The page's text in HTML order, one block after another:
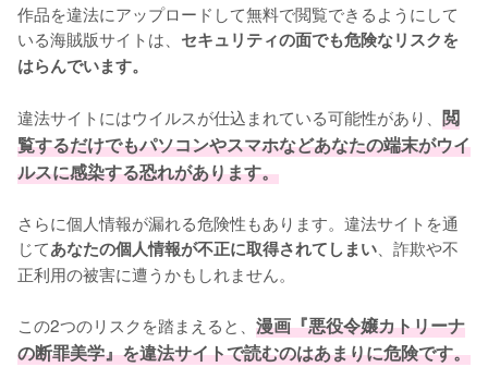
作品を違法にアップロードして無料で閲覧できるようにして
いる海賊版サイトは、 セキュリティの面でも危険なリスクを
はらんでいます。
違法サイトにはウイルスが仕込まれている可能性があり、 閲
覧するだけでもパソコンやスマホなどあなたの端末がウイ
ルスに感染する恐れがあります。
さらに個人情報が漏れる危険性もあります。違法サイトを通
じてあなたの個人情報が不正に取得されてしまい 、詐欺や不
正利用の被害に遭うかもしれません。
この2つのリスクを踏まえると、 漫画『悪役令嬢カトリーナ
の断罪美学』を違法サイトで読むのはあまりに危険です。